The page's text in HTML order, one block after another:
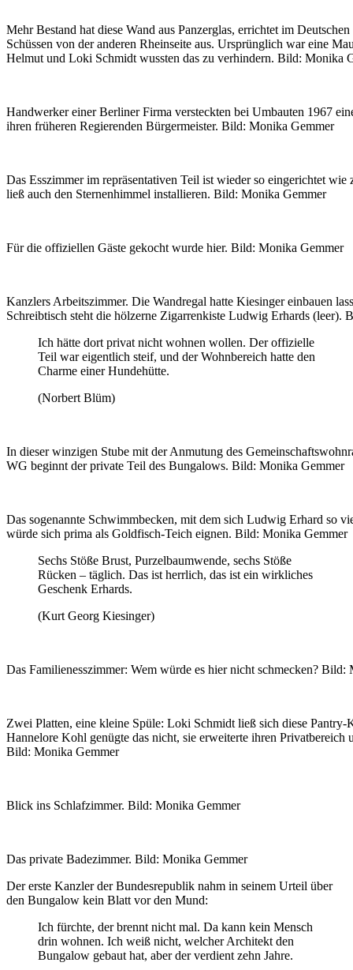
Mehr Bestand hat diese Wand aus Panzerglas, errichtet im
Schüssen von der anderen Rheinseite aus. Ursprünglich war eine
Helmut und Loki Schmidt wussten das zu verhindern. Bild: Monika
Handwerker einer Berliner Firma versteckten bei Umbauten 1967
ihren früheren Regierenden Bürgermeister. Bild: Monika Gemmer
Das Esszimmer im repräsentativen Teil ist wieder so eingerichtet
ließ auch den Sternenhimmel installieren. Bild: Monika Gemmer
Für die offiziellen Gäste gekocht wurde hier. Bild: Monika Gemmer
Kanzlers Arbeitszimmer. Die Wandregal hatte Kiesinger einbauen
Schreibtisch steht die hölzerne Zigarrenkiste Ludwig Erhards (leer).
Ich hätte dort privat nicht wohnen wollen. Der offizielle
Teil war eigentlich steif, und der Wohnbereich hatte den
Charme einer Hundehütte.
(Norbert Blüm)
In dieser winzigen Stube mit der Anmutung des
WG beginnt der private Teil des Bungalows. Bild: Monika Gemmer
Das sogenannte Schwimmbecken, mit dem sich Ludwig Erhard so
würde sich prima als Goldfisch-Teich eignen. Bild: Monika Gemmer
Sechs Stöße Brust, Purzelbaumwende, sechs Stöße
Rücken – täglich. Das ist herrlich, das ist ein wirkliches
Geschenk Erhards.
(Kurt Georg Kiesinger)
Das Familienesszimmer: Wem würde es hier nicht schmecken? Bild:
Zwei Platten, eine kleine Spüle: Loki Schmidt ließ sich diese Pantry-
Hannelore Kohl genügte das nicht, sie erweiterte ihren Privatbereich
Bild: Monika Gemmer
Blick ins Schlafzimmer. Bild: Monika Gemmer
Das private Badezimmer. Bild: Monika Gemmer
Der erste Kanzler der Bundesrepublik nahm in seinem Urteil über
den Bungalow kein Blatt vor den Mund:
Ich fürchte, der brennt nicht mal. Da kann kein Mensch
drin wohnen. Ich weiß nicht, welcher Architekt den
Bungalow gebaut hat, aber der verdient zehn Jahre.